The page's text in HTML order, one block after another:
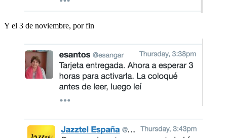
Y el 3 de noviembre, por fin